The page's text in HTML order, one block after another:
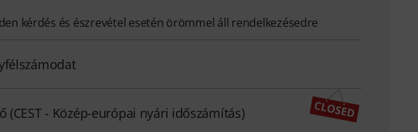
kérdés és észrevétel esetén örömmel áll rendelkezésedre
(CEST - Közép-európai nyári időszámítás)